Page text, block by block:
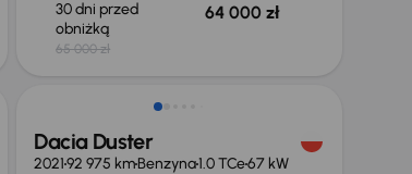
30 dni przed
obniżką
65 000 zł
64 000 zł
Taniej o 700 zł
Dacia Duster
202192 975 kmBenzyna1.0 TCe67 kW